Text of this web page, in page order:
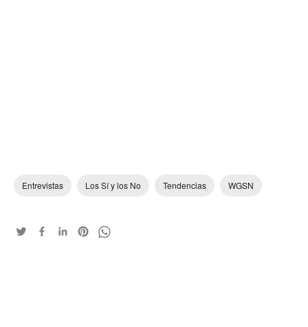
Entrevistas Los Sí y los No Tendencias WGSN